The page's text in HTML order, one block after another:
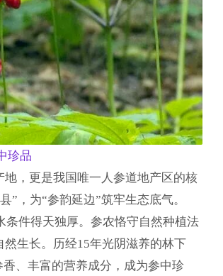
珍品
，更是我国唯一人参道地产区的核
”，为“参韵延边”筑牢生态底气。
条件得天独厚。参农恪守自然种植法
生长。历经15年光阴滋养的林下
、丰富的营养成分，成为参中珍